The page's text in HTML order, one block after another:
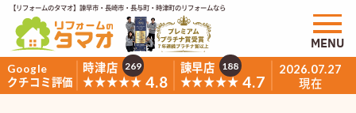
【リフォームのタマオ】諫早市・長崎市・長与町・時津町のリフォームなら
Google
クチコミ評価
時津店
★★★★★ 4.8
269
諫早店
★★★★★ 4.7
188 2026.07.27
現在
MENU